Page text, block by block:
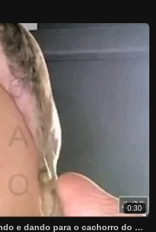
0:30
Gordinha gostosa chupando e dando para o cachorro do vizinho